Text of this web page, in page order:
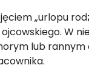
„urlopu
W
lub rannym